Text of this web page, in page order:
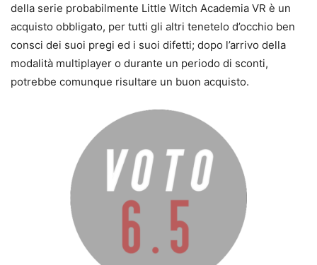
della serie probabilmente Little Witch Academia VR è un
acquisto obbligato, per tutti gli altri tenetelo d’occhio ben
consci dei suoi pregi ed i suoi difetti; dopo l’arrivo della
modalità multiplayer o durante un periodo di sconti,
potrebbe comunque risultare un buon acquisto.